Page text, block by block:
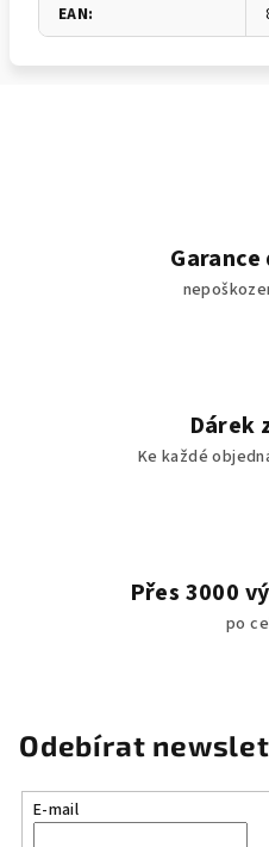
EAN:
Dárek
Ke každé
Přes 3000
po
Odebírat
E-mail